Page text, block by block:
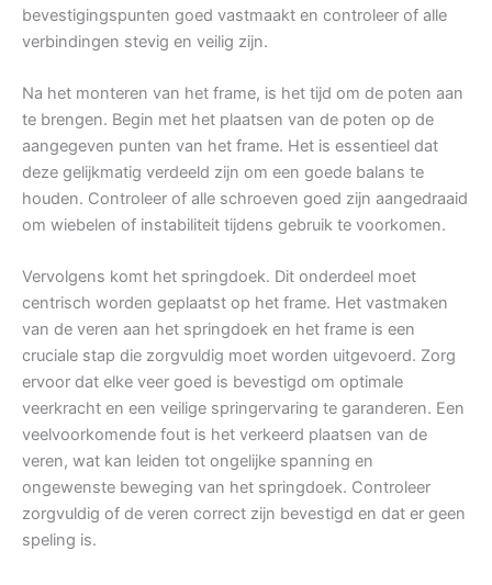
bevestigingspunten goed vastmaakt en controleer of alle
verbindingen stevig en veilig zijn.
Na het monteren van het frame, is het tijd om de poten aan
te brengen. Begin met het plaatsen van de poten op de
aangegeven punten van het frame. Het is essentieel dat
deze gelijkmatig verdeeld zijn om een goede balans te
houden. Controleer of alle schroeven goed zijn aangedraaid
om wiebelen of instabiliteit tijdens gebruik te voorkomen.
Vervolgens komt het springdoek. Dit onderdeel moet
centrisch worden geplaatst op het frame. Het vastmaken
van de veren aan het springdoek en het frame is een
cruciale stap die zorgvuldig moet worden uitgevoerd. Zorg
ervoor dat elke veer goed is bevestigd om optimale
veerkracht en een veilige springervaring te garanderen. Een
veelvoorkomende fout is het verkeerd plaatsen van de
veren, wat kan leiden tot ongelijke spanning en
ongewenste beweging van het springdoek. Controleer
zorgvuldig of de veren correct zijn bevestigd en dat er geen
speling is.